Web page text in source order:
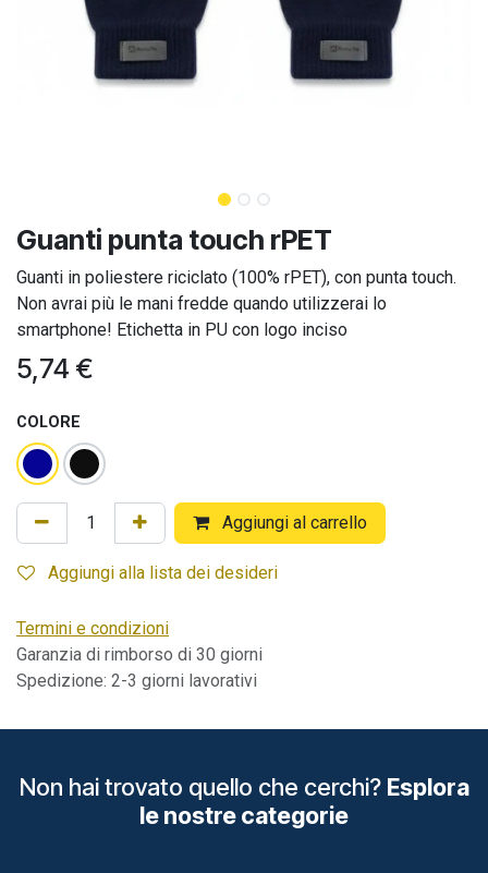
Guanti punta touch rPET
Guanti in poliestere riciclato (100% rPET), con punta touch.
Non avrai più le mani fredde quando utilizzerai lo
smartphone! Etichetta in PU con logo inciso
5,74 €
COLORE
Aggiungi al carrello
Aggiungi alla lista dei desideri
Termini e condizioni
Garanzia di rimborso di 30 giorni
Spedizione: 2-3 giorni lavorativi
Non hai trovato quello che cerchi? Esplora
le nostre categorie